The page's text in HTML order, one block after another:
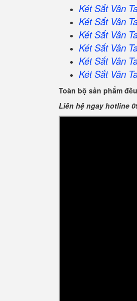
Két Sắt Vân
Két Sắt Vân
Két Sắt Vân
Két Sắt Vân
Két Sắt Vân
Két Sắt Vân
Toàn bộ sản phẩm
Liên hệ ngay hotline